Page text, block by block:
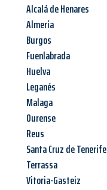
Alcalá de Henares
Almería
Burgos
Fuenlabrada
Huelva
Leganés
Malaga
Ourense
Reus
Santa Cruz de Tenerife
Terrassa
Vitoria-Gasteiz